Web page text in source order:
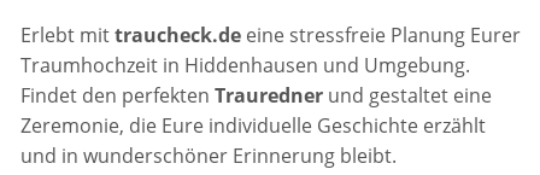
Erlebt mittraucheck.de eine stressfreie Planung Eurer
Traumhochzeit in Hiddenhausen und Umgebung.
Findet den perfektenTrauredner und gestaltet eine
Zeremonie, die Eure individuelle Geschichte erzählt
und in wunderschöner Erinnerung bleibt.